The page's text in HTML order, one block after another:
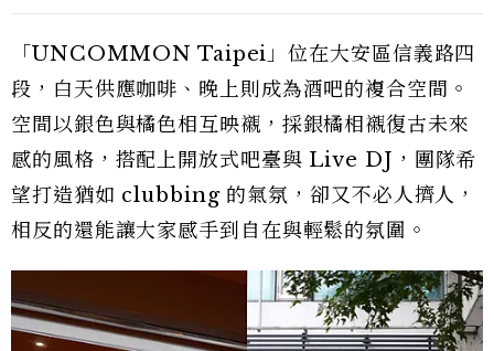
「UNCOMMON Taipei」位在大安區信義路四
段，白天供應咖啡、晚上則成為酒吧的複合空間。
空間以銀色與橘色相互映襯，採銀橘相襯復古未來
感的風格，搭配上開放式吧臺與 Live DJ，團隊希
望打造猶如 clubbing 的氣氛，卻又不必人擠人，
相反的還能讓大家感手到自在與輕鬆的氛圍。